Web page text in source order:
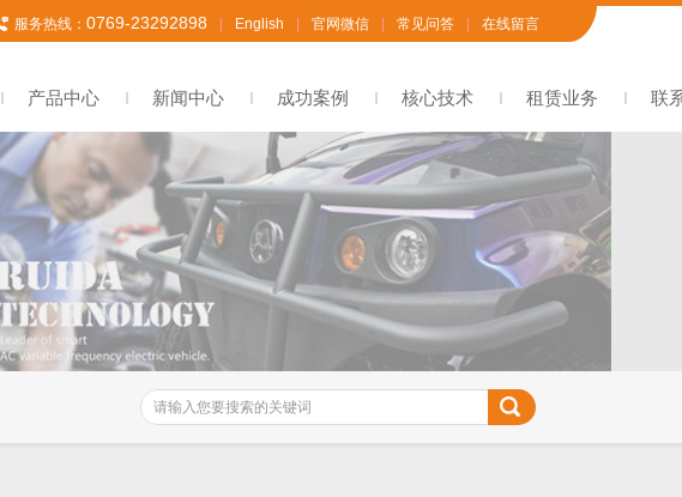
服务热线： 0769-23292898 English 官网微信 常见问答 在线留言
产品中心 新闻中心 成功案例 核心技术 租赁业务 联